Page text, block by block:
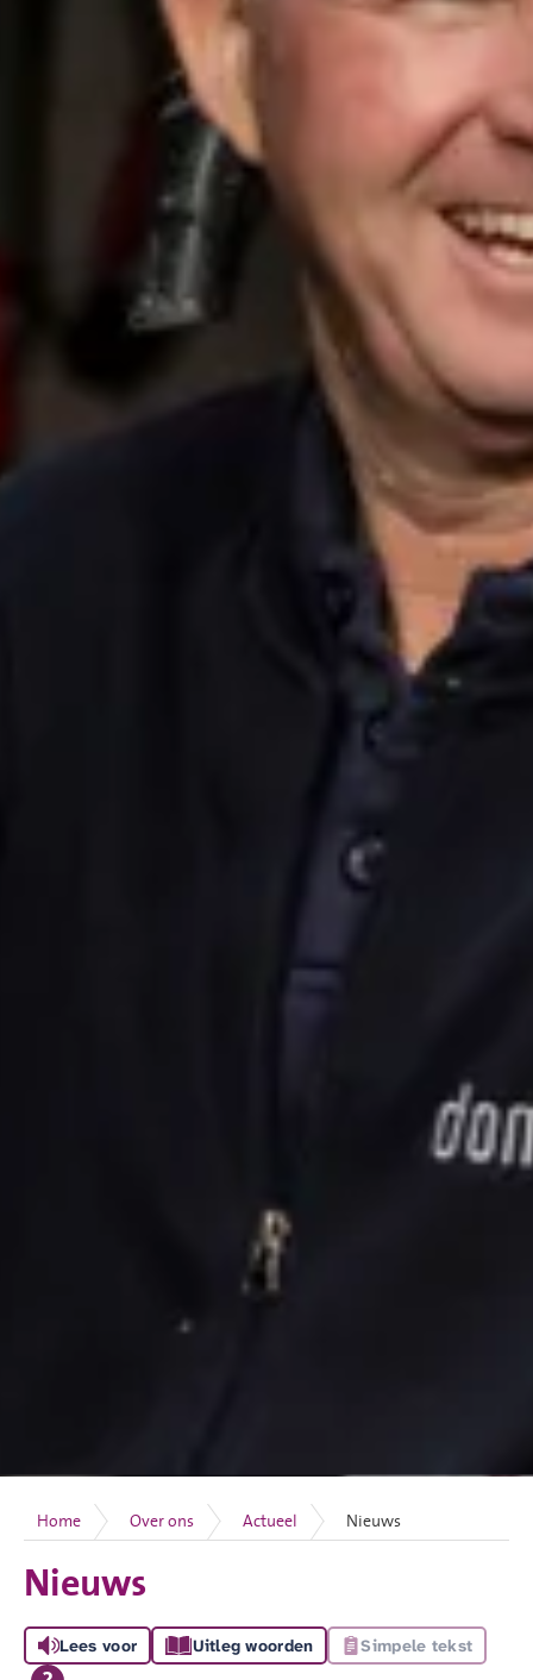
Home Over ons Actueel Nieuws
Nieuws
Lees voor Uitleg woorden Simpele tekst